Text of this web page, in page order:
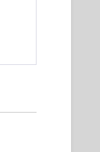
Ihrer